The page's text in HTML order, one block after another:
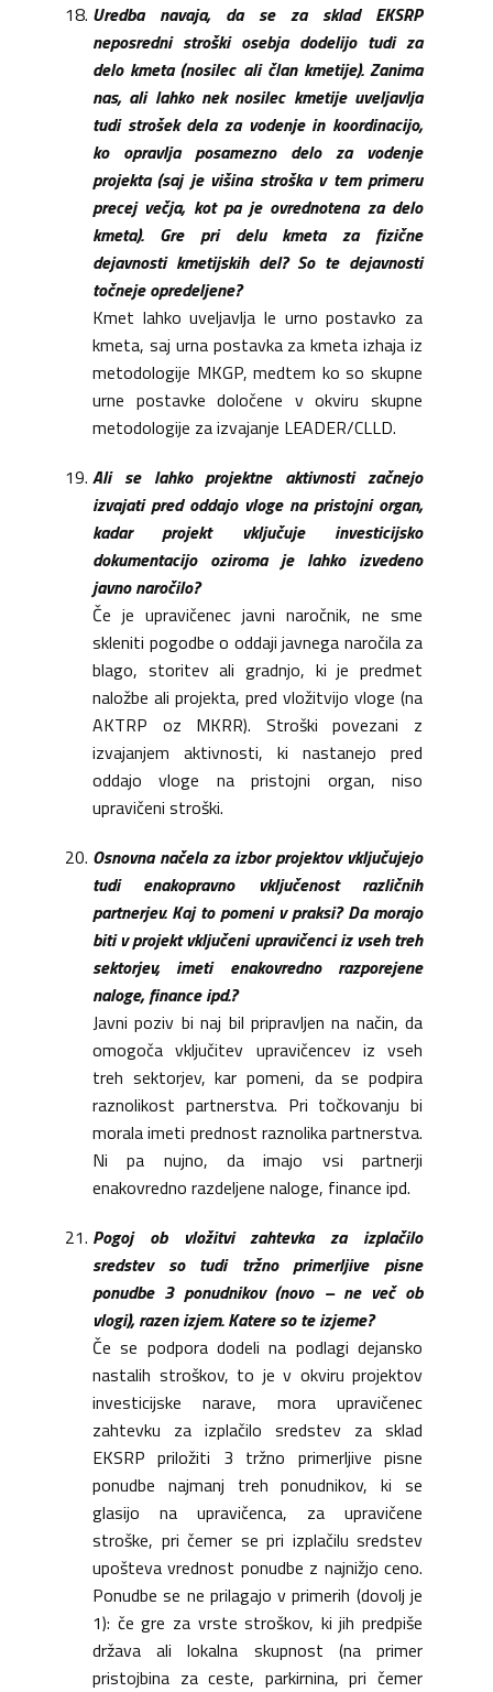
Uredba navaja, da se za sklad EKSRP
neposredni stroški osebja dodelijo tudi za
delo kmeta (nosilec ali član kmetije). Zanima
nas, ali lahko nek nosilec kmetije uveljavlja
tudi strošek dela za vodenje in koordinacijo,
ko opravlja posamezno delo za vodenje
projekta (saj je višina stroška v tem primeru
precej večja, kot pa je ovrednotena za delo
kmeta). Gre pri delu kmeta za fizične
dejavnosti kmetijskih del? So te dejavnosti
točneje opredeljene?
Kmet lahko uveljavlja le urno postavko za
kmeta, saj urna postavka za kmeta izhaja iz
metodologije MKGP, medtem ko so skupne
urne postavke določene v okviru skupne
metodologije za izvajanje LEADER/CLLD.
Ali se lahko projektne aktivnosti začnejo
izvajati pred oddajo vloge na pristojni organ,
kadar projekt vključuje investicijsko
dokumentacijo oziroma je lahko izvedeno
javno naročilo?
Če je upravičenec javni naročnik, ne sme
skleniti pogodbe o oddaji javnega naročila za
blago, storitev ali gradnjo, ki je predmet
naložbe ali projekta, pred vložitvijo vloge (na
AKTRP oz MKRR). Stroški povezani z
izvajanjem aktivnosti, ki nastanejo pred
oddajo vloge na pristojni organ, niso
upravičeni stroški.
Osnovna načela za izbor projektov vključujejo
tudi enakopravno vključenost različnih
partnerjev. Kaj to pomeni v praksi? Da morajo
biti v projekt vključeni upravičenci iz vseh treh
sektorjev, imeti enakovredno razporejene
naloge, finance ipd.?
Javni poziv bi naj bil pripravljen na način, da
omogoča vključitev upravičencev iz vseh
treh sektorjev, kar pomeni, da se podpira
raznolikost partnerstva. Pri točkovanju bi
morala imeti prednost raznolika partnerstva.
Ni pa nujno, da imajo vsi partnerji
enakovredno razdeljene naloge, finance ipd.
Pogoj ob vložitvi zahtevka za izplačilo
sredstev so tudi tržno primerljive pisne
ponudbe 3 ponudnikov (novo – ne več ob
vlogi), razen izjem. Katere so te izjeme?
Če se podpora dodeli na podlagi dejansko
nastalih stroškov, to je v okviru projektov
investicijske narave, mora upravičenec
zahtevku za izplačilo sredstev za sklad
EKSRP priložiti 3 tržno primerljive pisne
ponudbe najmanj treh ponudnikov, ki se
glasijo na upravičenca, za upravičene
stroške, pri čemer se pri izplačilu sredstev
upošteva vrednost ponudbe z najnižjo ceno.
Ponudbe se ne prilagajo v primerih (dovolj je
1): če gre za vrste stroškov, ki jih predpiše
država ali lokalna skupnost (na primer
pristojbina za ceste, parkirnina, pri čemer